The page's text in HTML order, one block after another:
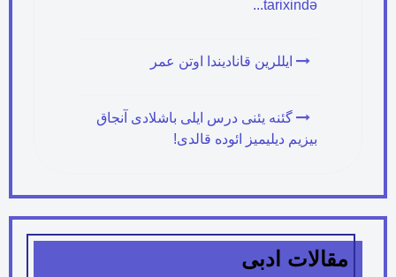
tarixində...
ایللرین قانادیندا اوتن عمر
گئنه یئنی درس ایلی باشلادی آنجاق
بیزیم دیلیمیز ائوده قالدی!
مقالات ادبی